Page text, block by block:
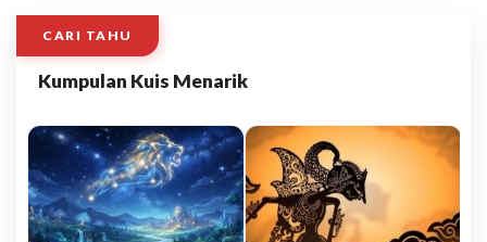
CARI TAHU
Kumpulan Kuis Menarik